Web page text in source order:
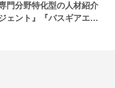
門分野特化型の人材紹介
ェント』『バスギアエー